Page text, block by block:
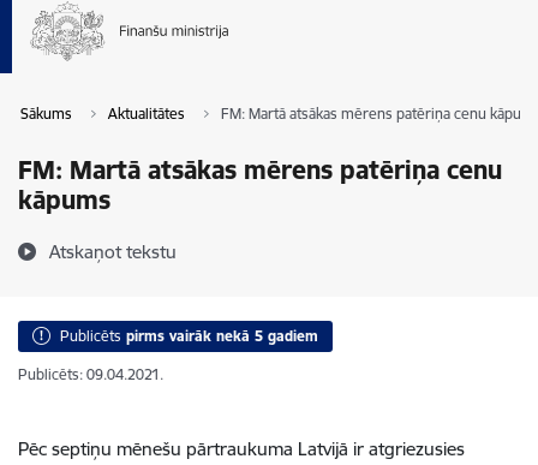
Sākums Aktualitātes FM: Martā atsākas mērens patēriņa cenu
FM: Martā atsākas mērens patēriņa cenu
kāpums
Atskaņot tekstu
Publicēts pirms vairāk nekā 5 gadiem
Publicēts: 09.04.2021.
Pēc septiņu mēnešu pārtraukuma Latvijā ir atgriezusies